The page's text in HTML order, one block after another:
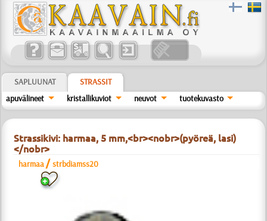
SAPLUUNAT
STRASSIT
apuvälineet
kristallikuviot neuvot tuotekuvasto
Strassikivi: harmaa, 5 mm,<br><nobr>(pyöreä, lasi)
</nobr>
harmaa /strbdiamss20